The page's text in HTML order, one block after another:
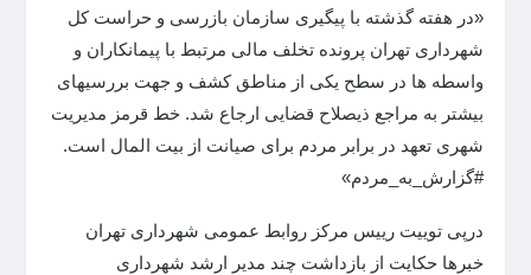
«‌در هفته گذشته با پیگیری سازمان بازرسی و حراست کل
‎شهرداری تهران پرونده تخلف مالی مرتبط با پیمانکاران و
واسطه ها در سطح یکی از مناطق کشف و جهت بررسیهای
بیشتر به مراجع ذیصلاح قضایی ارجاع شد. خط قرمز مدیریت
شهری تعهد در برابر مردم برای صیانت از بیت المال است.
درپی توییت رییس مرکز روابط عمومی شهرداری تهران
خبرها حکایت از بازداشت چند مدیر ارشد شهرداری